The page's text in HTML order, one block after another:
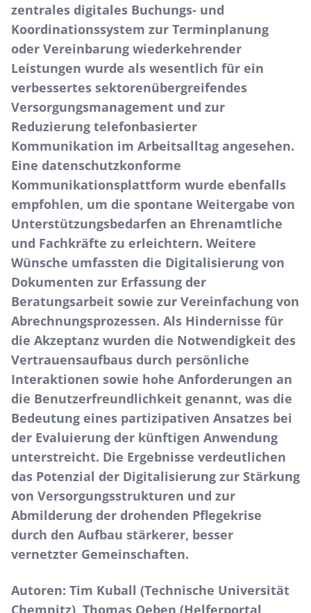
zentrales digitales Buchungs- und
Koordinationssystem zur Terminplanung
oder Vereinbarung wiederkehrender
Leistungen wurde als wesentlich für ein
verbessertes sektorenübergreifendes
Versorgungsmanagement und zur
Reduzierung telefonbasierter
Kommunikation im Arbeitsalltag angesehen.
Eine datenschutzkonforme
Kommunikationsplattform wurde ebenfalls
empfohlen, um die spontane Weitergabe von
Unterstützungsbedarfen an Ehrenamtliche
und Fachkräfte zu erleichtern. Weitere
Wünsche umfassten die Digitalisierung von
Dokumenten zur Erfassung der
Beratungsarbeit sowie zur Vereinfachung von
Abrechnungsprozessen. Als Hindernisse für
die Akzeptanz wurden die Notwendigkeit des
Vertrauensaufbaus durch persönliche
Interaktionen sowie hohe Anforderungen an
die Benutzerfreundlichkeit genannt, was die
Bedeutung eines partizipativen Ansatzes bei
der Evaluierung der künftigen Anwendung
unterstreicht. Die Ergebnisse verdeutlichen
das Potenzial der Digitalisierung zur Stärkung
von Versorgungsstrukturen und zur
Abmilderung der drohenden Pflegekrise
durch den Aufbau stärkerer, besser
vernetzter Gemeinschaften.
Autoren: Tim Kuball (Technische Universität
Chemnitz), Thomas Oeben (Helferportal